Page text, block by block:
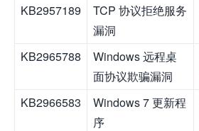
KB2957189
TCP 协议拒绝服务
漏洞
KB2965788
Windows 远程桌
面协议欺骗漏洞
KB2966583
Windows 7 更新程
序